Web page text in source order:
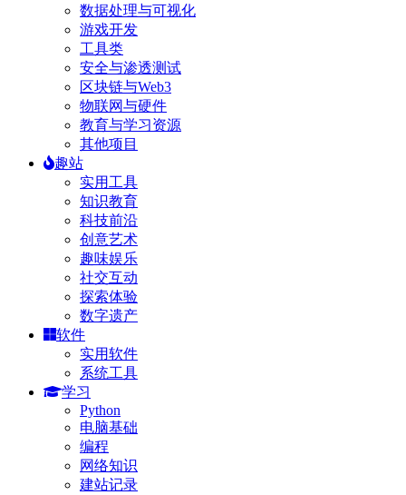
数据处理与可视化
游戏开发
工具类
安全与渗透测试
区块链与Web3
物联网与硬件
教育与学习资源
其他项目
趣站
实用工具
知识教育
科技前沿
创意艺术
趣味娱乐
社交互动
探索体验
数字遗产
软件
实用软件
系统工具
学习
Python
电脑基础
编程
网络知识
建站记录